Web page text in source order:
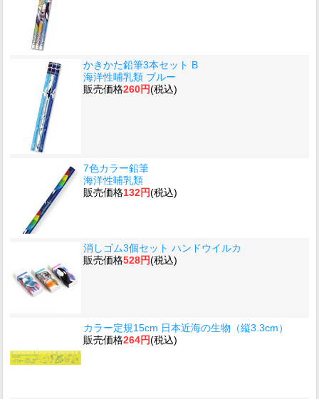
かきかた鉛筆3本セット B
海洋性哺乳類 ブルー
販売価格260円(税込)
7色カラー鉛筆
海洋性哺乳類
販売価格132円(税込)
消しゴム3個セット ハンドウイルカ
販売価格528円(税込)
カラー定規15cm 日本近海の生物（縦3.3cm）
販売価格264円(税込)